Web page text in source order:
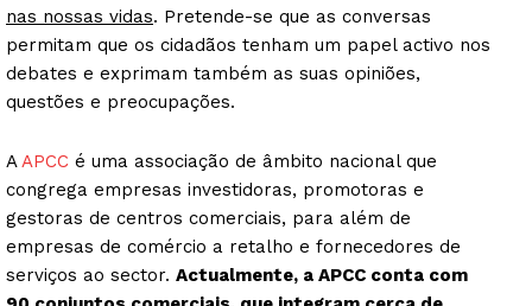
nas nossas vidas. Pretende-se que as conversas
permitam que os cidadãos tenham um papel activo nos
debates e exprimam também as suas opiniões,
questões e preocupações.
AAPCC é uma associação de âmbito nacional que
congrega empresas investidoras, promotoras e
gestoras de centros comerciais, para além de
empresas de comércio a retalho e fornecedores de
serviços ao sector. Actualmente, a APCC conta com